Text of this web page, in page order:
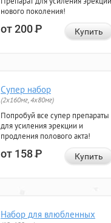
нового поколения!
от 200Р Купить
Супер набор
(2х160мг, 4х80мг)
Попробуй все супер препараты
для усиления эрекции и
продления полового акта!
от 158Р Купить
Набор для влюбленных